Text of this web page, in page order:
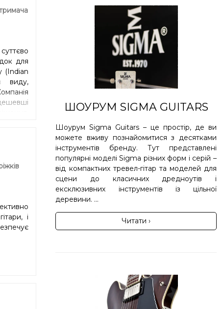
для
(Indian
виду,
чорне
Різке,
ноті.
і
ШОУРУМ SIGMA GUITARS
Шоурум Sigma Guitars – це простір, де ви
можете вживу познайомитися з десятками
інструментів бренду. Тут представлені
популярні моделі Sigma різних форм і серій –
від компактних тревел-гітар та моделей для
сцени до класичних дредноутів і
ексклюзивних інструментів із цільної
деревини. ...
Читати ›